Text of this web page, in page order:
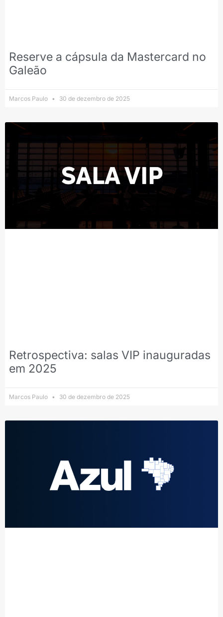
Reserve a cápsula da Mastercard no
Galeão
Marcos Paulo 30 de dezembro de 2025
Retrospectiva: salas VIP inauguradas
em 2025
Marcos Paulo 30 de dezembro de 2025